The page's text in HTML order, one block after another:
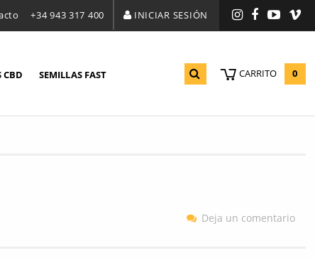
+34 943 317 400 INICIAR SESIÓN Instagram
Facebook
CBD SEMILLAS FAST CARRITO 0
Deja un comentario